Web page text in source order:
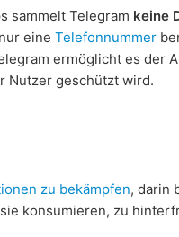
sammelt Telegram keine
eine Telefonnummer
ermöglicht es der
Nutzer geschützt wird.
zu bekämpfen, darin
konsumieren, zu